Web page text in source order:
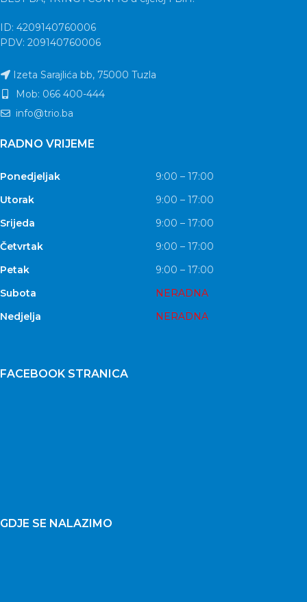
ID: 4209140760006
PDV: 209140760006
Izeta Sarajlića bb, 75000 Tuzla
Mob: 066 400-444
info@trio.ba
RADNO VRIJEME
Ponedjeljak
9:00 – 17:00
Utorak
9:00 – 17:00
Srijeda
9:00 – 17:00
Četvrtak
9:00 – 17:00
Petak
9:00 – 17:00
Subota
NERADNA
Nedjelja
NERADNA
FACEBOOK STRANICA
GDJE SE NALAZIMO